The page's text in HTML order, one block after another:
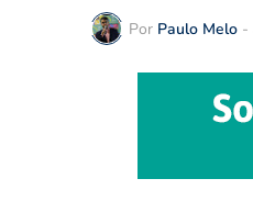
Por Paulo Melo -